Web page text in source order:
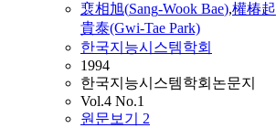
裵相旭(Sang-Wook Bae),權椿
貴泰(Gwi-Tae Park)
한국지능시스템학회
1994
한국지능시스템학회논문지
Vol.4 No.1
원문보기 2